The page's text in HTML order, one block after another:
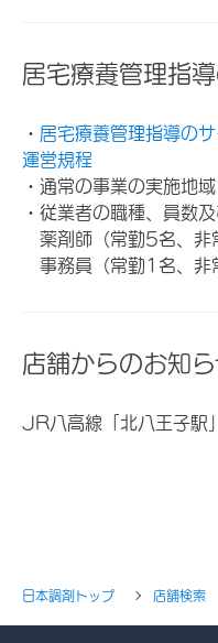
居宅療養管理指
・ 居宅療養管理指導の
運営規程
・通常の事業の実施地
・従業者の職種、員数
薬剤師（常勤5名、非
事務員（常勤1名、非
店舗からのお知
JR八高線「北八王子駅
日本調剤トップ 店舗検索